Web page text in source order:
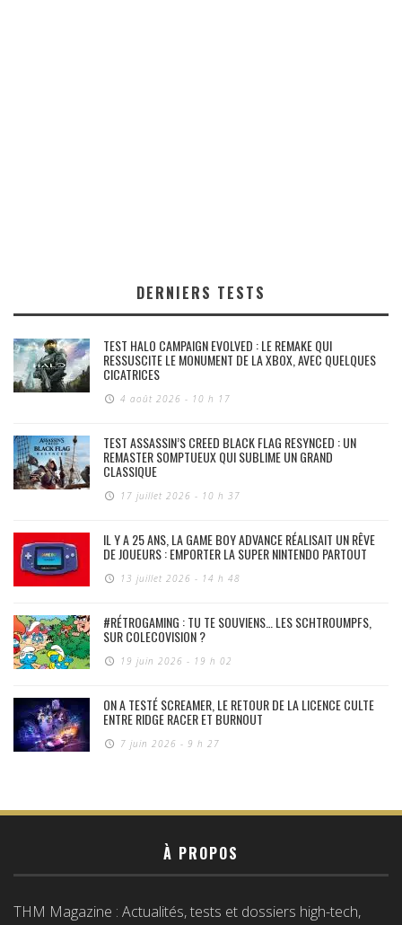
DERNIERS TESTS
TEST HALO CAMPAIGN EVOLVED : LE REMAKE QUI
RESSUSCITE LE MONUMENT DE LA XBOX, AVEC QUELQUES
CICATRICES
4 août 2026 - 10 h 17
TEST ASSASSIN’S CREED BLACK FLAG RESYNCED : UN
REMASTER SOMPTUEUX QUI SUBLIME UN GRAND
CLASSIQUE
17 juillet 2026 - 10 h 37
IL Y A 25 ANS, LA GAME BOY ADVANCE RÉALISAIT UN RÊVE
DE JOUEURS : EMPORTER LA SUPER NINTENDO PARTOUT
13 juillet 2026 - 14 h 48
#RÉTROGAMING : TU TE SOUVIENS… LES SCHTROUMPFS,
SUR COLECOVISION ?
19 juin 2026 - 19 h 02
ON A TESTÉ SCREAMER, LE RETOUR DE LA LICENCE CULTE
ENTRE RIDGE RACER ET BURNOUT
7 juin 2026 - 9 h 27
À PROPOS
THM Magazine : Actualités, tests et dossiers high-tech,